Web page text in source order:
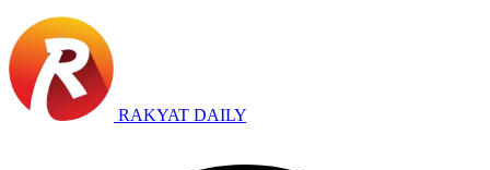
RAKYAT DAILY